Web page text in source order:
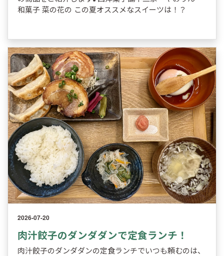
和菓子 菜の花の この夏オススメなスイーツは！？
2026-07-20
肉汁餃子のダンダダンで定食ランチ！
肉汁餃子のダンダダンの定食ランチでいつも頼むのは、